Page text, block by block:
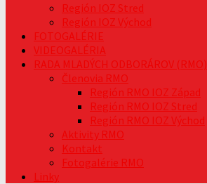
Región IOZ Stred
Región IOZ Východ
FOTOGALÉRIE
VIDEOGALÉRIA
RADA MLADÝCH ODBORÁROV (RMO)
Členovia RMO
Región RMO IOZ Západ
Región RMO IOZ Stred
Región RMO IOZ Východ
Aktivity RMO
Kontakt
Fotogalérie RMO
Linky